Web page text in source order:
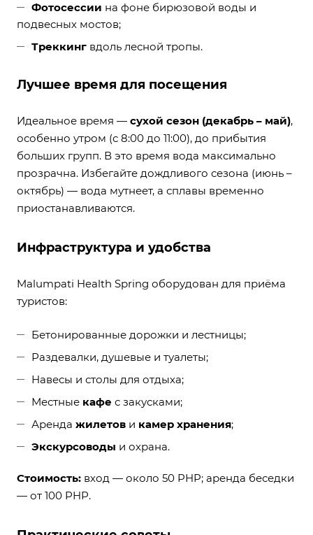
Фотосессии на фоне бирюзовой воды и
подвесных мостов;
Треккинг вдоль лесной тропы.
Лучшее время для посещения
Идеальное время — сухой сезон (декабрь – май),
особенно утром (с 8:00 до 11:00), до прибытия
больших групп. В это время вода максимально
прозрачна. Избегайте дождливого сезона (июнь –
октябрь) — вода мутнеет, а сплавы временно
приостанавливаются.
Инфраструктура и удобства
Malumpati Health Spring оборудован для приёма
туристов:
Бетонированные дорожки и лестницы;
Раздевалки, душевые и туалеты;
Навесы и столы для отдыха;
Местные кафе с закусками;
Аренда жилетов и камер хранения;
Экскурсоводы и охрана.
Стоимость: вход — около 50 PHP; аренда беседки
— от 100 PHP.